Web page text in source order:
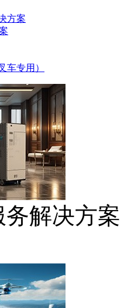
方案
车专用）
务解决方案